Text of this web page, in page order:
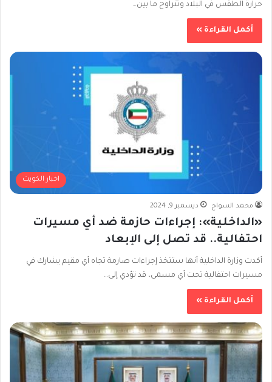
حرارة الطقس في البلاد وتتراوح ما بين…
أكمل القراءة »
اخبار الكويت
محمد السواح ديسمبر 9, 2024
«الداخلية»: إجراءات حازمة ضد أي مسيرات
احتفالية.. قد تصل إلى الإبعاد
أكدت وزارة الداخلية أنها ستتخذ إجراءات صارمة تجاه أي مقيم يشارك في
مسيرات احتفالية تحت أي مسمى، قد تؤدي إلى…
أكمل القراءة »